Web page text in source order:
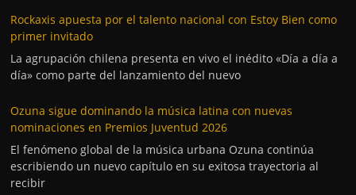
Rockaxis apuesta por el talento nacional con Estoy Bien como
primer invitado
La agrupación chilena presenta en vivo el inédito «Día a día a
día» como parte del lanzamiento del nuevo
Ozuna sigue dominando la música latina con nuevas
nominaciones en Premios Juventud 2026
El fenómeno global de la música urbana Ozuna continúa
escribiendo un nuevo capítulo en su exitosa trayectoria al
recibir